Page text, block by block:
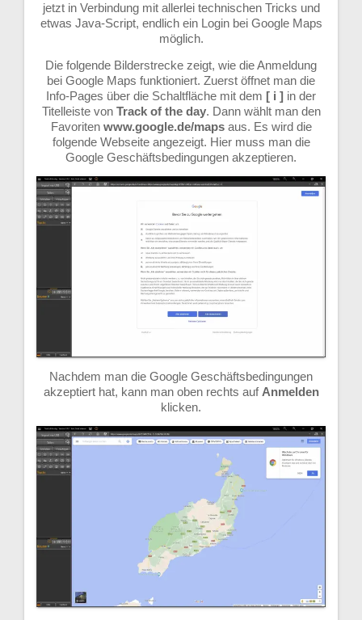
jetzt in Verbindung mit allerlei technischen Tricks und
etwas Java-Script, endlich ein Login bei Google Maps
möglich.
Die folgende Bilderstrecke zeigt, wie die Anmeldung
bei Google Maps funktioniert. Zuerst öffnet man die
Info-Pages über die Schaltfläche mit dem [ i ] in der
Titelleiste von Track of the day. Dann wählt man den
Favoriten www.google.de/mapsaus. Es wird die
folgende Webseite angezeigt. Hier muss man die
Google Geschäftsbedingungen akzeptieren.
Nachdem man die Google Geschäftsbedingungen
akzeptiert hat, kann man oben rechts auf Anmelden
klicken.